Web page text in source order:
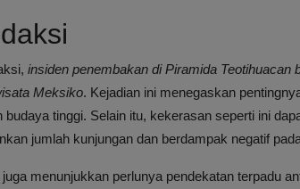
insiden penembakan di Piramida Teotihuacan
Meksiko. Kejadian ini menegaskan
budaya tinggi. Selain itu, kekerasan seperti ini
jumlah kunjungan dan berdampak negatif
menunjukkan perlunya pendekatan terpadu